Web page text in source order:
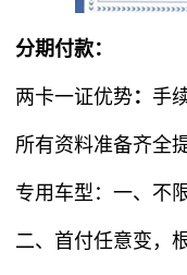
分期付款：
两卡一证优势： 手
所有资料准备齐全
专用车型： 一、不
二、首付任意变，